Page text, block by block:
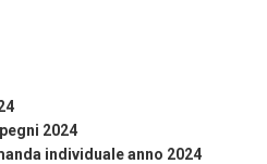
2024
individuale anno 2024